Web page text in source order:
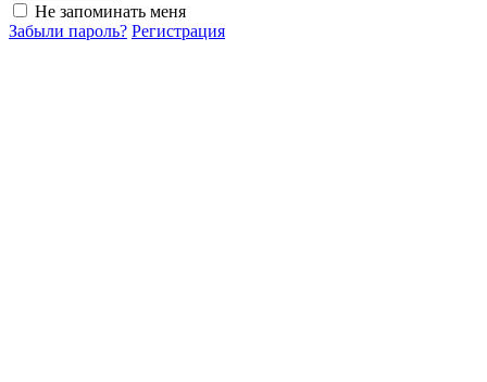
Не запоминать меня
Забыли пароль? Регистрация